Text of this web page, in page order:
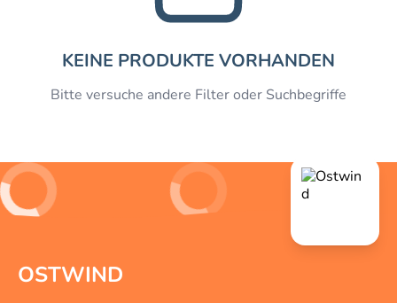
KEINE PRODUKTE VORHANDEN
Bitte versuche andere Filter oder Suchbegriffe
OSTWIND